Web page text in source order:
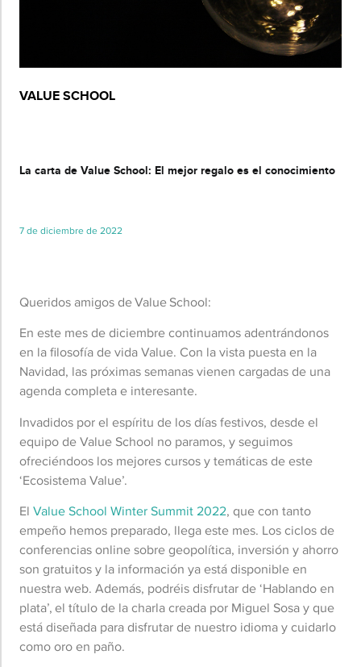
VALUE SCHOOL
La carta de Value School: El mejor regalo es el conocimiento
7 de diciembre de 2022
Queridos amigos de Value School:
En este mes de diciembre continuamos adentrándonos
en la filosofía de vida Value. Con la vista puesta en la
Navidad, las próximas semanas vienen cargadas de una
agenda completa e interesante.
Invadidos por el espíritu de los días festivos, desde el
equipo de Value School no paramos, y seguimos
ofreciéndoos los mejores cursos y temáticas de este
‘Ecosistema Value’.
El Value School Winter Summit 2022, que con tanto
empeño hemos preparado, llega este mes. Los ciclos de
conferencias online sobre geopolítica, inversión y ahorro
son gratuitos y la información ya está disponible en
nuestra web. Además, podréis disfrutar de ‘Hablando en
plata’, el título de la charla creada por Miguel Sosa y que
está diseñada para disfrutar de nuestro idioma y cuidarlo
como oro en paño.